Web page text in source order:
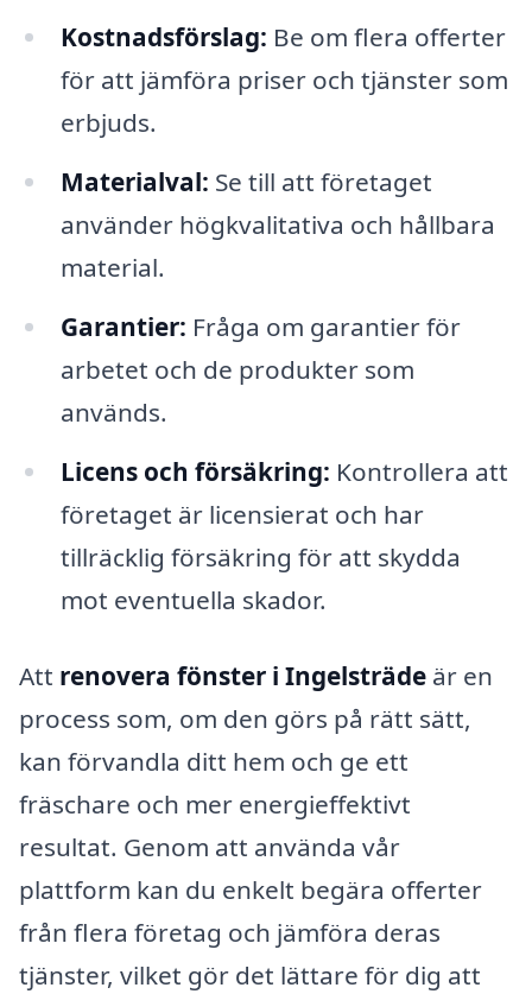
Kostnadsförslag: Be om flera offerter
för att jämföra priser och tjänster som
erbjuds.
Materialval: Se till att företaget
använder högkvalitativa och hållbara
material.
Garantier: Fråga om garantier för
arbetet och de produkter som
används.
Licens och försäkring: Kontrollera att
företaget är licensierat och har
tillräcklig försäkring för att skydda
mot eventuella skador.
Att renovera fönster i Ingelsträde är en
process som, om den görs på rätt sätt,
kan förvandla ditt hem och ge ett
fräschare och mer energieffektivt
resultat. Genom att använda vår
plattform kan du enkelt begära offerter
från flera företag och jämföra deras
tjänster, vilket gör det lättare för dig att